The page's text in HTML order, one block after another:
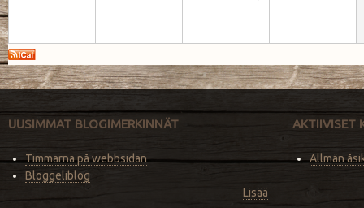
UUSIMMAT BLOGIMERKINNÄT
Timmarna på webbsidan
Bloggeliblog
Lisää
AKTIIVISET
Allmän